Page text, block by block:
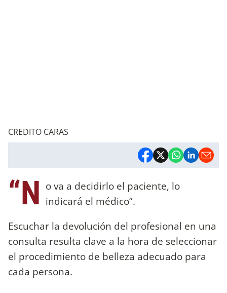
CREDITO CARAS
“N o va a decidirlo el paciente, lo
indicará el médico”.
Escuchar la devolución del profesional en una
consulta resulta clave a la hora de seleccionar
el procedimiento de belleza adecuado para
cada persona.